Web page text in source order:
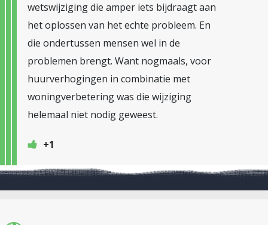
wetswijziging die amper iets bijdraagt aan
het oplossen van het echte probleem. En
die ondertussen mensen wel in de
problemen brengt. Want nogmaals, voor
huurverhogingen in combinatie met
woningverbetering was die wijziging
helemaal niet nodig geweest.
+1